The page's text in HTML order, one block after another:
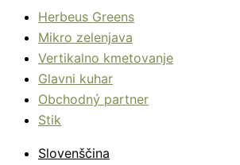
Herbeus Greens
Mikro zelenjava
Vertikalno kmetovanje
Glavni kuhar
Obchodný partner
Stik
Slovenščina